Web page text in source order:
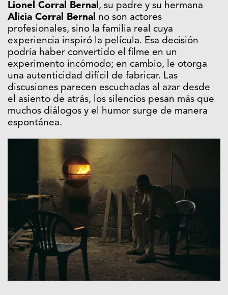
Lionel Corral Bernal, su padre y su hermana
Alicia Corral Bernal no son actores
profesionales, sino la familia real cuya
experiencia inspiró la película. Esa decisión
podría haber convertido el filme en un
experimento incómodo; en cambio, le otorga
una autenticidad difícil de fabricar. Las
discusiones parecen escuchadas al azar desde
el asiento de atrás, los silencios pesan más que
muchos diálogos y el humor surge de manera
espontánea.